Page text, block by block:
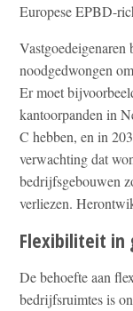
Europese EPBD-
noodgedwongen
Er moet
kantoorpanden in
C hebben, en in
verwachting dat
bedrijfsgebouwen
verliezen.
Flexibiliteit in
De behoefte aan
bedrijfsruimtes is